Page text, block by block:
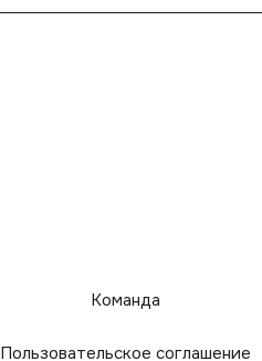
Команда
Пользовательское соглашение